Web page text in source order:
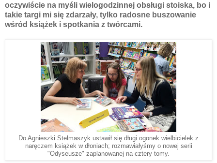
oczywiście na myśli wielogodzinnej obsługi stoiska, bo i
takie targi mi się zdarzały, tylko radosne buszowanie
wśród książek i spotkania z twórcami.
Do Agnieszki Stelmaszyk ustawił się długi ogonek wielbicielek z
naręczem książek w dłoniach; rozmawiałyśmy o nowej serii
"Odyseusze" zaplanowanej na cztery tomy.